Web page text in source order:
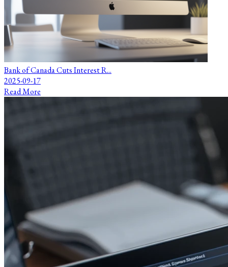
Bank of Canada Cuts Interest R...
2025-09-17
Read More